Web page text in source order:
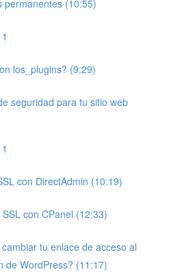
permanentes (10:55)
los_plugins? (9:29)
seguridad para tu sitio web
con DirectAdmin (10:19)
con CPanel (12:33)
tu enlace de acceso al
de WordPress? (11:17)